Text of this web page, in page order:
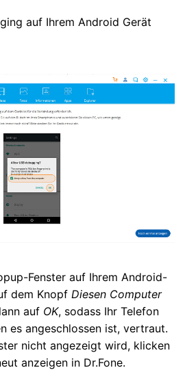
auf Ihrem Android Gerät
Fenster auf Ihrem Android-
dem Knopf Diesen Computer
auf OK, sodass Ihr Telefon
es angeschlossen ist, vertraut.
nicht angezeigt wird, klicken
anzeigen in Dr.Fone.